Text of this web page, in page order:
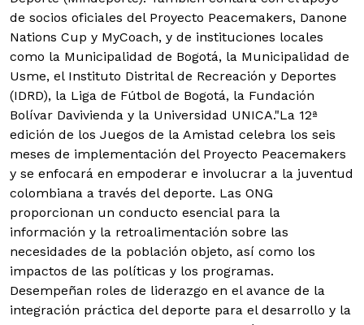
de socios oficiales del Proyecto Peacemakers, Danone
Nations Cup y MyCoach, y de instituciones locales
como la Municipalidad de Bogotá, la Municipalidad de
Usme, el Instituto Distrital de Recreación y Deportes
(IDRD), la Liga de Fútbol de Bogotá, la Fundación
Bolívar Davivienda y la Universidad UNICA."La 12ª
edición de los Juegos de la Amistad celebra los seis
meses de implementación del Proyecto Peacemakers
y se enfocará en empoderar e involucrar a la juventud
colombiana a través del deporte. Las ONG
proporcionan un conducto esencial para la
información y la retroalimentación sobre las
necesidades de la población objeto, así como los
impactos de las políticas y los programas.
Desempeñan roles de liderazgo en el avance de la
integración práctica del deporte para el desarrollo y la